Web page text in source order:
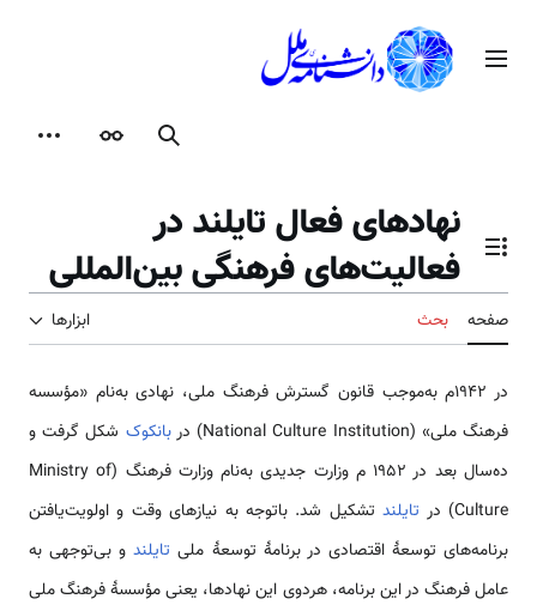
محتوامنوی اصلی
جستجوظاهر
تغییر وضعیت فهرست محتویات
نهادهای فعال تایلند در
فعالیت‌های فرهنگی بین‌المللی
صفحه بحث ابزارها
در ۱۹۴۲م به‌موجب قانون گسترش فرهنگ ملی، نهادی به‌نام «مؤسسه
فرهنگ ملی» (National Culture Institution) در
بانکوک شکل گرفت و
ده‌سال بعد در ۱۹۵۲ م وزارت جدیدی به‌نام وزارت فرهنگ (Ministry of
Culture) در
تایلندتشکیل شد. باتوجه به نیازهای وقت و اولویت‌یافتن
برنامه‌های توسعهٔ اقتصادی در برنامهٔ توسعهٔ ملی تایلندو بی‌توجهی به
عامل فرهنگ در این برنامه، هردوی این نهادها، یعنی مؤسسهٔ فرهنگ ملی